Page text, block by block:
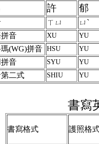
許 郁
ㄒㄩ
ㄩˋ
音
XU YU
(WG)拼音 HSU YU
音 SYU YU
第二式 SHIU YU
書寫
書寫格式 護照格